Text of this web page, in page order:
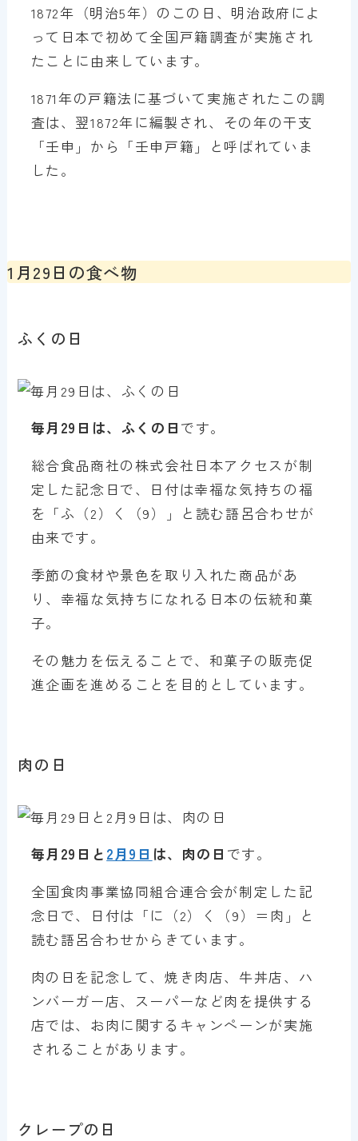
1872年（明治5年）のこの日、明治政府によ
って日本で初めて全国戸籍調査が実施され
たことに由来しています。
1871年の戸籍法に基づいて実施されたこの調
査は、翌1872年に編製され、その年の干支
「壬申」から「壬申戸籍」と呼ばれていま
した。
1月29日の食べ物
ふくの日
毎月29日は、ふくの日 です。
総合食品商社の株式会社日本アクセスが制
定した記念日で、日付は幸福な気持ちの福
を「ふ（2）く（9）」と読む語呂合わせが
由来です。
季節の食材や景色を取り入れた商品があ
り、幸福な気持ちになれる日本の伝統和菓
子。
その魅力を伝えることで、和菓子の販売促
進企画を進めることを目的としています。
肉の日
毎月29日と 2月9日 は、肉の日 です。
全国食肉事業協同組合連合会が制定した記
念日で、日付は「に（2）く（9）＝肉」と
読む語呂合わせからきています。
肉の日を記念して、焼き肉店、牛丼店、ハ
ンバーガー店、スーパーなど肉を提供する
店では、お肉に関するキャンペーンが実施
されることがあります。
クレープの日